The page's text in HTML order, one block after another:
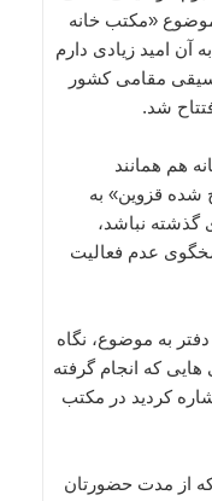
«مکتب خانه
امید زیادی دارم
مقامی کشور
شد.
هم همانند
شده قزوین» به
نباشد،
عدم فعالیت
به موضوع، نگاه
که انجام گرفته
کردید در مکتب
از مدت حضورتان